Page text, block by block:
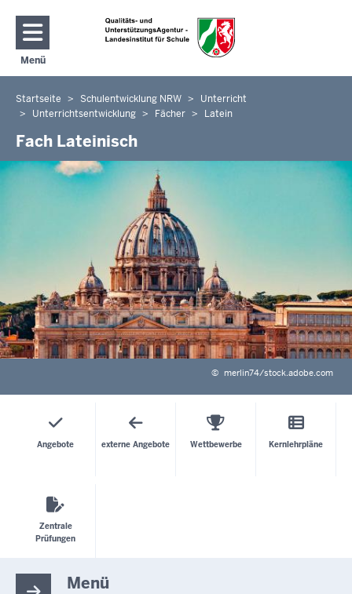
Direkt zum Inhalt
Menü
Navigation aktivieren/deaktivieren: Hauptmenü
Sie
befinden
sich
hier
Startseite Schulentwicklung NRW
Unterricht
Unterrichtsentwicklung
Fächer Latein
Fach Lateinisch
© merlin74/stock.adobe.com
Angebote externe Angebote Wettbewerbe Kernlehrpläne
Zentrale
Prüfungen
Menü